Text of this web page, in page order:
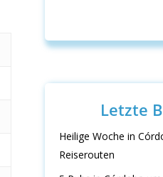
Letzte
Heilige Woche in
Reiserouten